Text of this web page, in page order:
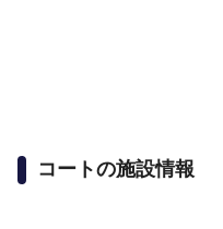
コートの施設情報